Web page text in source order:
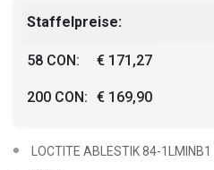
Staffelpreise:
58 CON: € 171,27
200 CON: € 169,90
LOCTITE ABLESTIK 84-1LMINB1